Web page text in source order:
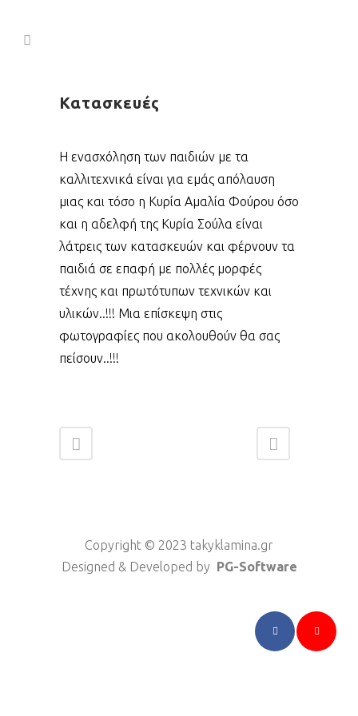
Κατασκευές
Η ενασχόληση των παιδιών με τα
καλλιτεχνικά είναι για εμάς απόλαυση
μιας και τόσο η Κυρία Αμαλία Φούρου όσο
και η αδελφή της Κυρία Σούλα είναι
λάτρεις των κατασκευών και φέρνουν τα
παιδιά σε επαφή με πολλές μορφές
τέχνης και πρωτότυπων τεχνικών και
υλικών..!!! Μια επίσκεψη στις
φωτογραφίες που ακολουθούν θα σας
πείσουν..!!!
Copyright © 2023 takyklamina.gr
Designed & Developed by PG-Software